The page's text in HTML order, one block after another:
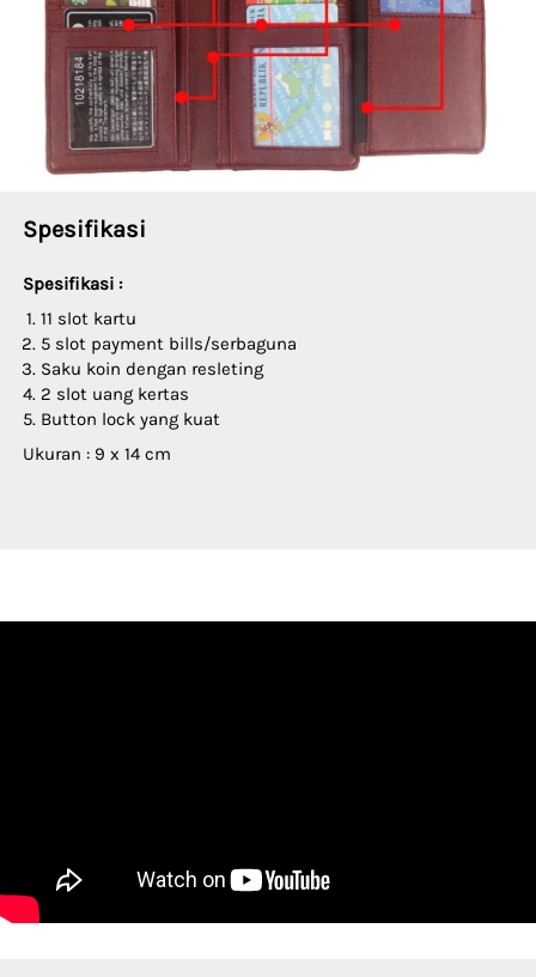
Spesifikasi
Spesifikasi :
11 slot kartu
5 slot payment bills/serbaguna
Saku koin dengan resleting
2 slot uang kertas
Button lock yang kuat
Ukuran : 9 x 14 cm